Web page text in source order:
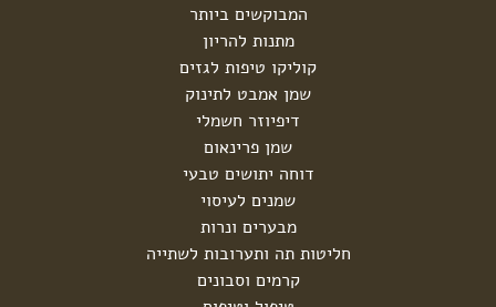
המבוקשים ביותר
מתנות להריון
קוליקו טיפות לגזים
שמן אמבט לתינוק
דיפיוזר חשמלי
שמן פרינאום
דוחה יתושים טבעי
שמנים לעיסוי
מבערים ונרות
חליטות תה ותערובות לשתייה
קרמים וסבונים